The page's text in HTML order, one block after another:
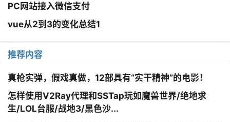
PC网站接入微信支付
vue从2到3的变化总结1
推荐内容
真枪实弹，假戏真做，12部具有“实干精神”的电影！
怎样使用V2Ray代理和SSTap玩如魔兽世界/绝地求
生/LOL台服/战地3/黑色沙...